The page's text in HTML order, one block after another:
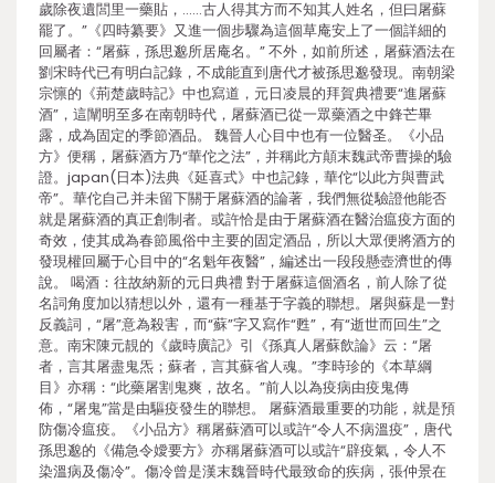
歲除夜遺閭里一藥貼，……古人得其方而不知其人姓名，但曰屠蘇
罷了。”《四時纂要》又進一個步驟為這個草庵安上了一個詳細的
回屬者：“屠蘇，孫思邈所居庵名。” 不外，如前所述，屠蘇酒法在
劉宋時代已有明白記錄，不成能直到唐代才被孫思邈發現。南朝梁
宗懔的《荊楚歲時記》中也寫道，元日凌晨的拜賀典禮要“進屠蘇
酒”，這闡明至多在南朝時代，屠蘇酒已從一眾藥酒之中鋒芒畢
露，成為固定的季節酒品。 魏晉人心目中也有一位醫圣。《小品
方》便稱，屠蘇酒方乃“華佗之法”，并稱此方顛末魏武帝曹操的驗
證。japan(日本)法典《延喜式》中也記錄，華佗“以此方與曹武
帝”。華佗自己并未留下關于屠蘇酒的論著，我們無從驗證他能否
就是屠蘇酒的真正創制者。或許恰是由于屠蘇酒在醫治瘟疫方面的
奇效，使其成為春節風俗中主要的固定酒品，所以大眾便將酒方的
發現權回屬于心目中的“名魁年夜醫”，編述出一段段懸壺濟世的傳
說。 喝酒：往故納新的元日典禮 對于屠蘇這個酒名，前人除了從
名詞角度加以猜想以外，還有一種基于字義的聯想。屠與蘇是一對
反義詞，“屠”意為殺害，而“蘇”字又寫作“甦”，有“逝世而回生”之
意。南宋陳元靚的《歲時廣記》引《孫真人屠蘇飲論》云：“屠
者，言其屠盡鬼炁；蘇者，言其蘇省人魂。”李時珍的《本草綱
目》亦稱：“此藥屠割鬼爽，故名。”前人以為疫病由疫鬼傳
佈，“屠鬼”當是由驅疫發生的聯想。 屠蘇酒最重要的功能，就是預
防傷冷瘟疫。《小品方》稱屠蘇酒可以或許“令人不病溫疫”，唐代
孫思邈的《備急令嬡要方》亦稱屠蘇酒可以或許“辟疫氣，令人不
染溫病及傷冷”。傷冷曾是漢末魏晉時代最致命的疾病，張仲景在